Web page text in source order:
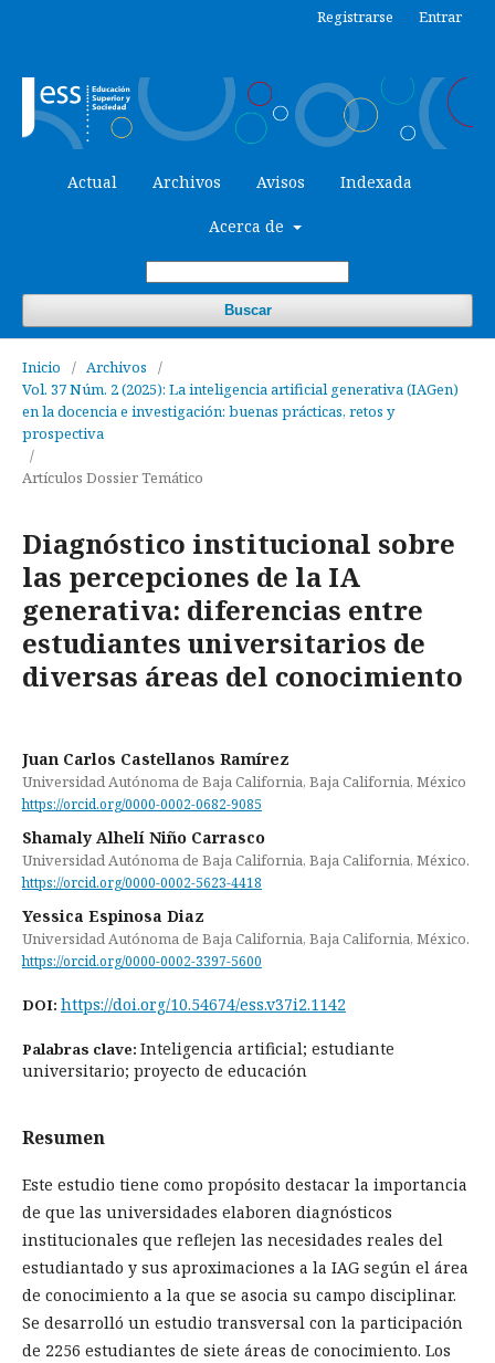
Actual Archivos Avisos Indexada
Acerca de
Buscar
Registrarse Entrar
Inicio / Archivos
/
Vol. 37 Núm. 2 (2025): La inteligencia artificial generativa (IAGen)
en la docencia e investigación: buenas prácticas, retos y
prospectiva
/
Artículos Dossier Temático
Diagnóstico institucional sobre
las percepciones de la IA
generativa: diferencias entre
estudiantes universitarios de
diversas áreas del conocimiento
Juan Carlos Castellanos Ramírez
Universidad Autónoma de Baja California, Baja California, México
https://orcid.org/0000-0002-0682-9085
Shamaly Alhelí Niño Carrasco
Universidad Autónoma de Baja California, Baja California, México.
https://orcid.org/0000-0002-5623-4418
Yessica Espinosa Diaz
Universidad Autónoma de Baja California, Baja California, México.
https://orcid.org/0000-0002-3397-5600
DOI: https://doi.org/10.54674/ess.v37i2.1142
Palabras clave: Inteligencia artificial; estudiante
universitario; proyecto de educación
Resumen
Este estudio tiene como propósito destacar la importancia
de que las universidades elaboren diagnósticos
institucionales que reflejen las necesidades reales del
estudiantado y sus aproximaciones a la IAG según el área
de conocimiento a la que se asocia su campo disciplinar.
Se desarrolló un estudio transversal con la participación
de 2256 estudiantes de siete áreas de conocimiento. Los